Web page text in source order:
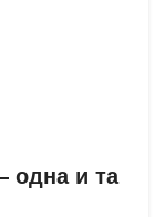
одна и та